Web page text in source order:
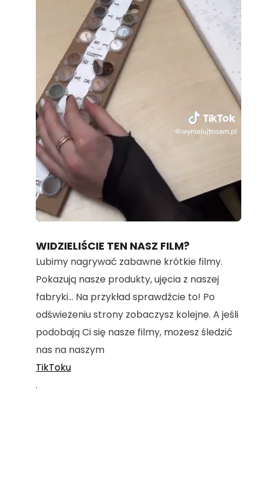
100.00%
WIDZIELIŚCIE TEN NASZ FILM?
Lubimy nagrywać zabawne krótkie filmy.
Pokazują nasze produkty, ujęcia z naszej
fabryki... Na przykład sprawdźcie to! Po
odświeżeniu strony zobaczysz kolejne. A jeśli
podobają Ci się nasze filmy, możesz śledzić
nas na naszym
TikToku
.